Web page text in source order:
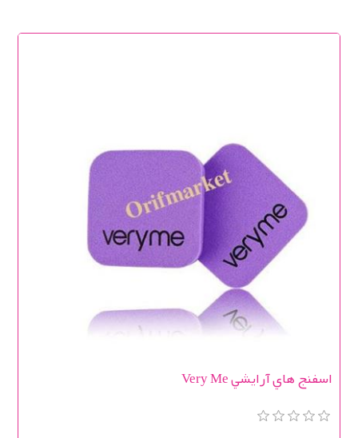
اسفنج هاي آرايشي Very Me